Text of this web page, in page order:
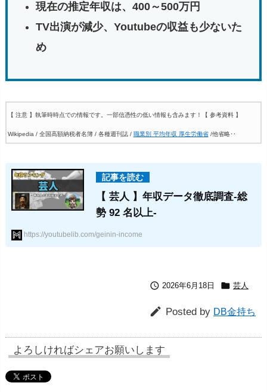
現在の推定年収は、400～500万 円
TV出演が減少、Youtubeの収益も少ないた
め
【 注意 】執筆時時点での情報です。一部信憑性の低い情報も含みます！ 【 参考資料 】
Wikipedia / 全国高額納税者名簿 / 各種週刊誌 / 職業別 平均年収 厚生労働省/他省略‥
【 芸人 】年収データ徹底調査-総
勢 92 名以上-
https://youtubelib.com/geinin-income
 2026年6月18日  芸人
 Posted by DB金持ち
よろしければシェアお願いします